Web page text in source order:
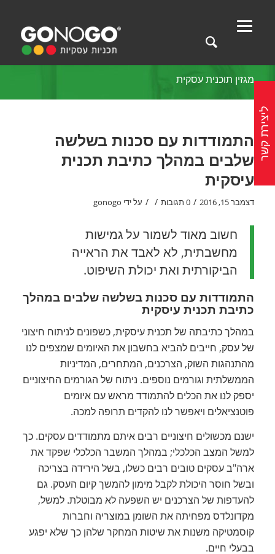
מגזין תוכנית עסקית
התמודדות עם סכנות בשלשה
שלבים במהלך כתיבת תכנית
עיסקית
דצמבר 15, 2016 / 0 תגובות /
/ על ידי gonogo
חשוב מאוד לשמור על גמישות
מחשבתית, לא לאבד את הראייה
הביקורתית ואת יכולת השיפוט.
התמודדות עם סכנות בשלשה שלבים במהלך
כתיבת תכנית עיסקית
במהלך כתיבתה של תכנית עיסקית, כשפונים לניתוח חיצוני
של עסק, חייבים להביא בחשבון את האיומים שמצפים לנו
מהתנהגות השוק, הצרכנים, המתחרים, המדיניות
הממשלתית וגורמים נוספים. ניתוח של הגורמים החיצוניים
יספק לנו את הכלים להתמודד מראש עם איומים
פוטנציאלים ויאפשר לנו להקדים תרופה למכה.
ישנם מכשולים חיצוניים רבים איתם מתמודדים עסקים. כך
למשל המצב הכלכלי; במהלך המשבר הכלכלי שפקד את
ארה"ב עסקים טובים רבים כשלו, בשל הירידה בצריכה
ובשל חוסר היכולת לקבל מימון להמשך קיום העסק. גם
להעדפות של הצרכנים יש השפעה לא מבוטלת. למשל,
מקדונלדס מפחיתה את השומן במוצריה וחברות
קוסמטיקה משנות את שיטות המחקר שלהן כך שלא יפגע
בבעלי חיים.
ליצירת קשר